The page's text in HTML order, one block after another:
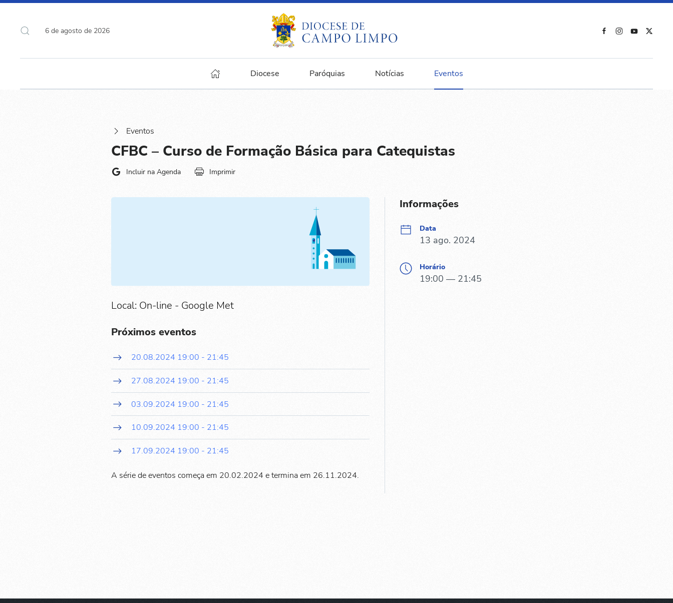
6 de agosto de 2026
Diocese Paróquias Notícias Eventos
Eventos
CFBC – Curso de Formação Básica para Catequistas
Incluir na Agenda Imprimir
Local: On-line - Google Met
Próximos eventos
20.08.2024 19:00 - 21:45
27.08.2024 19:00 - 21:45
03.09.2024 19:00 - 21:45
10.09.2024 19:00 - 21:45
17.09.2024 19:00 - 21:45
A série de eventos começa em 20.02.2024 e termina em 26.11.2024.
Informações
Data
13 ago. 2024
Horário
19:00 — 21:45